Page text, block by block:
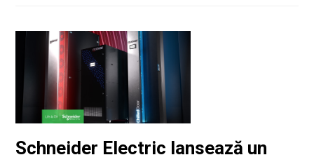
Schneider Electric lansează un